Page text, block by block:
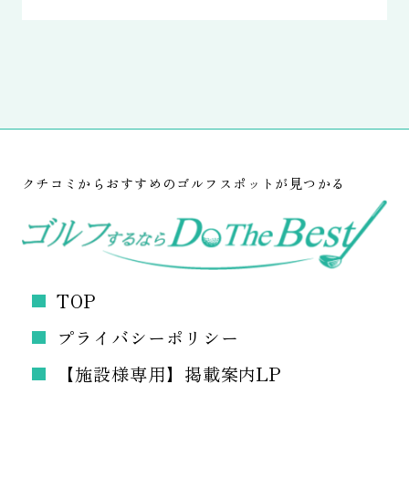
クチコミからおすすめのゴルフスポットが見つかる
TOP
プライバシーポリシー
【施設様専用】掲載案内LP